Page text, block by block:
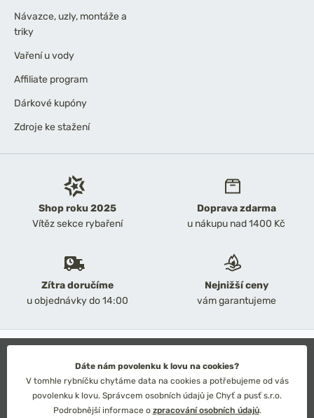
Shop roku 2025
Vítěz sekce rybaření
Doprava zdarma
u nákupu nad 1400 Kč
Zítra doručíme
u objednávky do 14:00
Nejnižší ceny
vám garantujeme
Návazce, uzly, montáže a
triky
Vaření u vody
Affiliate program
Dárkové kupóny
Zdroje ke stažení
Obchodní podmínky
Ochrana osobních údajů
Technické řešení: Simplia s.r.o.
Strategický design: Petr Široký
Dáte nám povolenku k lovu na cookies?
V tomhle rybníčku chytáme data na cookies a potřebujeme od vás
povolenku k lovu. Správcem osobních údajů je Chyť a pusť s.r.o.
Podrobnější informace o zpracování osobních údajů.